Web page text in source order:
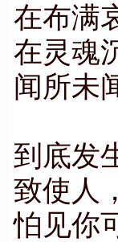
在布满
在灵魂
闻所未
到底发
致使人
怕见你